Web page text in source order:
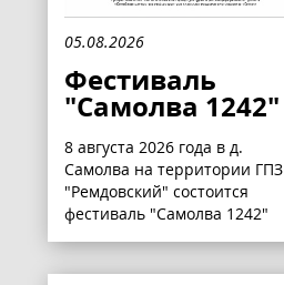
05.08.2026
Фестиваль
"Самолва 1242"
8 августа 2026 года в д.
Самолва на территории ГПЗ
"Ремдовский" состоится
фестиваль "Самолва 1242"